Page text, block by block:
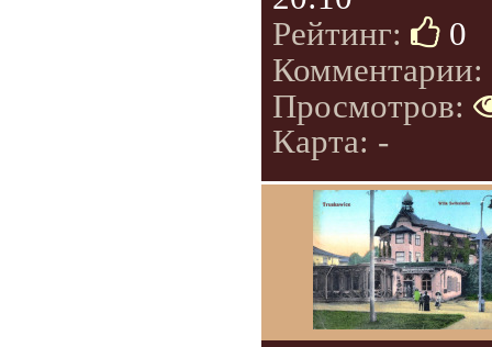
Рейтинг:
0
Комментарии:
Просмотров:
Карта: -